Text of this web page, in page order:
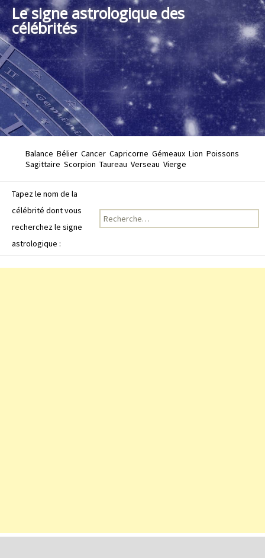
Le signe astrologique des
célébrités
Balance Bélier Cancer Capricorne Gémeaux Lion Poissons
Sagittaire Scorpion Taureau Verseau Vierge
Tapez le nom de la
célébrité dont vous
recherchez le signe
astrologique :
Recherche pour :